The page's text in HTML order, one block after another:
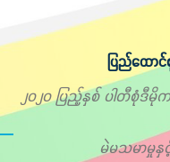
ပြည်ထော
၂၀၂၀ ပြည့်နှစ် ပါတီစုံဒီ
မဲမသမာမှုနှ